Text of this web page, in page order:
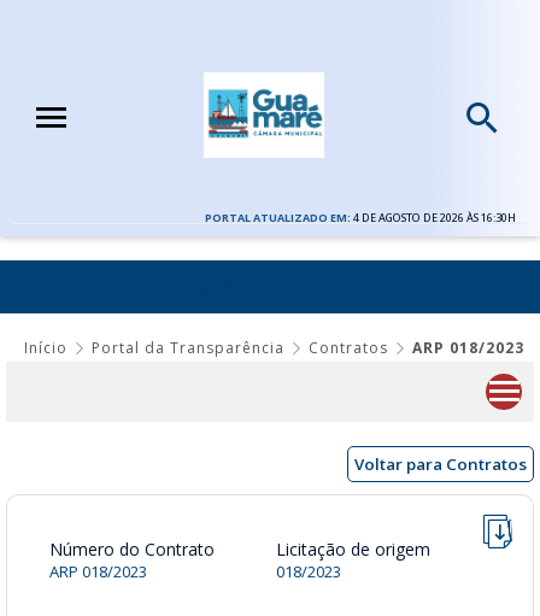
PORTAL ATUALIZADO EM: 4 DE AGOSTO DE 2026 ÀS 16:30H
Início Portal da Transparência Contratos ARP 018/2023
Voltar para Contratos
Número do Contrato
ARP 018/2023
Licitação de origem
018/2023